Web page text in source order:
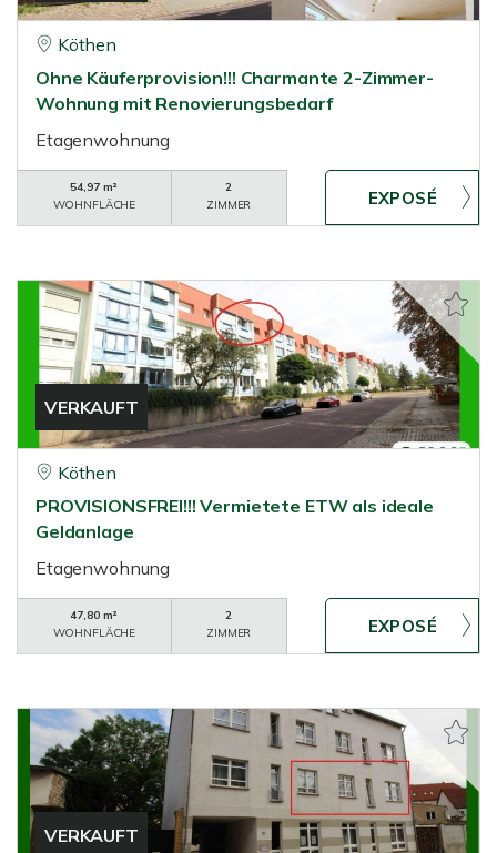
Köthen
Ohne Käuferprovision!!! Charmante 2-Zimmer-
Wohnung mit Renovierungsbedarf
Etagenwohnung
54,97 m²
WOHNFLÄCHE
2
ZIMMER
VERKAUFT
Köthen
PROVISIONSFREI!!! Vermietete ETW als ideale
Geldanlage
Etagenwohnung
47,80 m²
WOHNFLÄCHE
2
ZIMMER
VERKAUFT